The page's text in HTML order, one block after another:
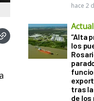
hace 2
“Alta
los
tras
de